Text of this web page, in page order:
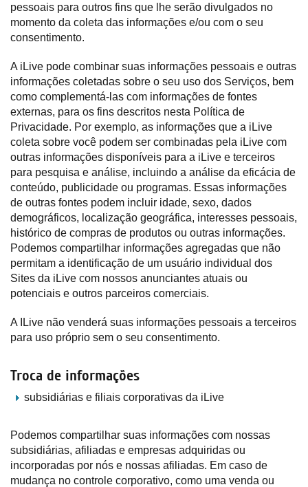
pessoais para outros fins que lhe serão divulgados no
momento da coleta das informações e/ou com o seu
consentimento.
A iLive pode combinar suas informações pessoais e outras
informações coletadas sobre o seu uso dos Serviços, bem
como complementá-las com informações de fontes
externas, para os fins descritos nesta Política de
Privacidade. Por exemplo, as informações que a iLive
coleta sobre você podem ser combinadas pela iLive com
outras informações disponíveis para a iLive e terceiros
para pesquisa e análise, incluindo a análise da eficácia de
conteúdo, publicidade ou programas. Essas informações
de outras fontes podem incluir idade, sexo, dados
demográficos, localização geográfica, interesses pessoais,
histórico de compras de produtos ou outras informações.
Podemos compartilhar informações agregadas que não
permitam a identificação de um usuário individual dos
Sites da iLive com nossos anunciantes atuais ou
potenciais e outros parceiros comerciais.
A ILive não venderá suas informações pessoais a terceiros
para uso próprio sem o seu consentimento.
Troca de informações
subsidiárias e filiais corporativas da iLive
Podemos compartilhar suas informações com nossas
subsidiárias, afiliadas e empresas adquiridas ou
incorporadas por nós e nossas afiliadas. Em caso de
mudança no controle corporativo, como uma venda ou